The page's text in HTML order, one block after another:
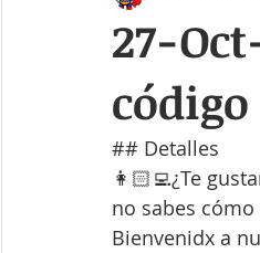
27-
código
## Detalles
👩🏻‍💻¿Te
no sabes cómo
Bienvenidx a